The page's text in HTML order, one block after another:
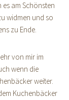
am Schönsten
widmen und so
zu Ende.
von mir im
wenn die
weiter.
Kuchenbäcker